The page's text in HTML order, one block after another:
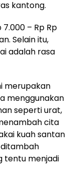
kantong.
– Rp Rp
Selain itu,
adalah rasa
merupakan
menggunakan
seperti urat,
cita
kuah santan
ditambah
tentu menjadi